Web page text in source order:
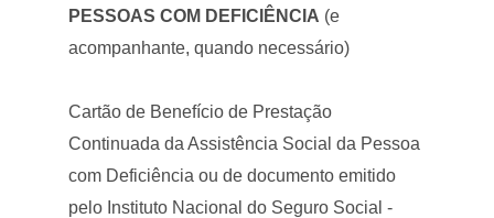
PESSOAS COM DEFICIÊNCIA (e
acompanhante, quando necessário)
Cartão de Benefício de Prestação
Continuada da Assistência Social da Pessoa
com Deficiência ou de documento emitido
pelo Instituto Nacional do Seguro Social -